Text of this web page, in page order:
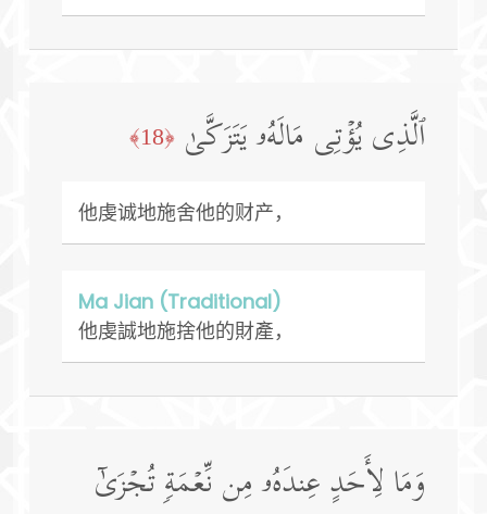
ٱلَّذِی یُؤۡتِی مَالَهُۥ یَتَزَكَّىٰ ﴿18﴾
他虔诚地施舍他的财产，
Ma Jian (Traditional)
他虔誠地施捨他的財產，
وَمَا لِأَحَدٍ عِندَهُۥ مِن نِّعۡمَةࣲ تُجۡزَىٰۤ